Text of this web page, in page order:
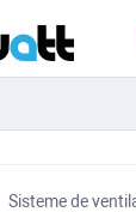
Sisteme de